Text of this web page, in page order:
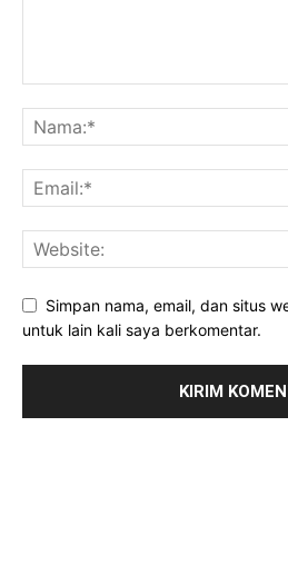
Simpan nama, email, dan situs
untuk lain kali saya berkomentar.